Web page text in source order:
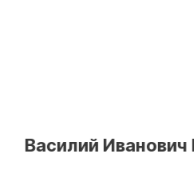
Василий Иванович